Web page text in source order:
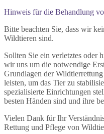
Hinweis für die Behandlung
Bitte beachten Sie, dass wir
Wildtieren sind.
Sollten Sie ein verletztes oder
wir uns um die notwendige
Grundlagen der
leisten, um das Tier zu
spezialisierte Einrichtungen
besten Händen sind und ihre
Vielen Dank für Ihr
Rettung und Pflege von